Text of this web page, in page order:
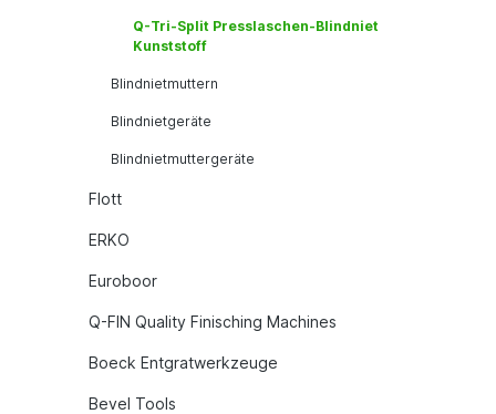
Q-Tri-Split Presslaschen-Blindniet
Kunststoff
Blindnietmuttern
Blindnietgeräte
Blindnietmuttergeräte
Flott
ERKO
Euroboor
Q-FIN Quality Finisching Machines
Boeck Entgratwerkzeuge
Bevel Tools